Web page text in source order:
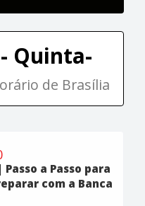
Quinta-
de Brasília
a Passo para
com a Banca